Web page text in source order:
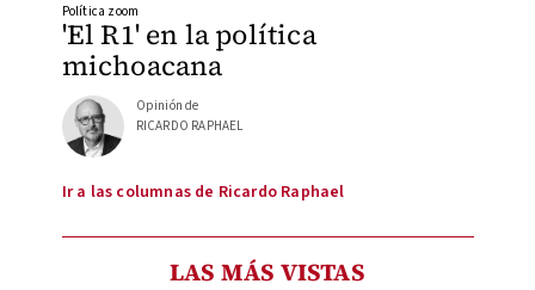
'El R1' en la política
michoacana
Política zoom
Opinión de
RICARDO RAPHAEL
Ir a las columnas de Ricardo Raphael
LAS MÁS VISTAS